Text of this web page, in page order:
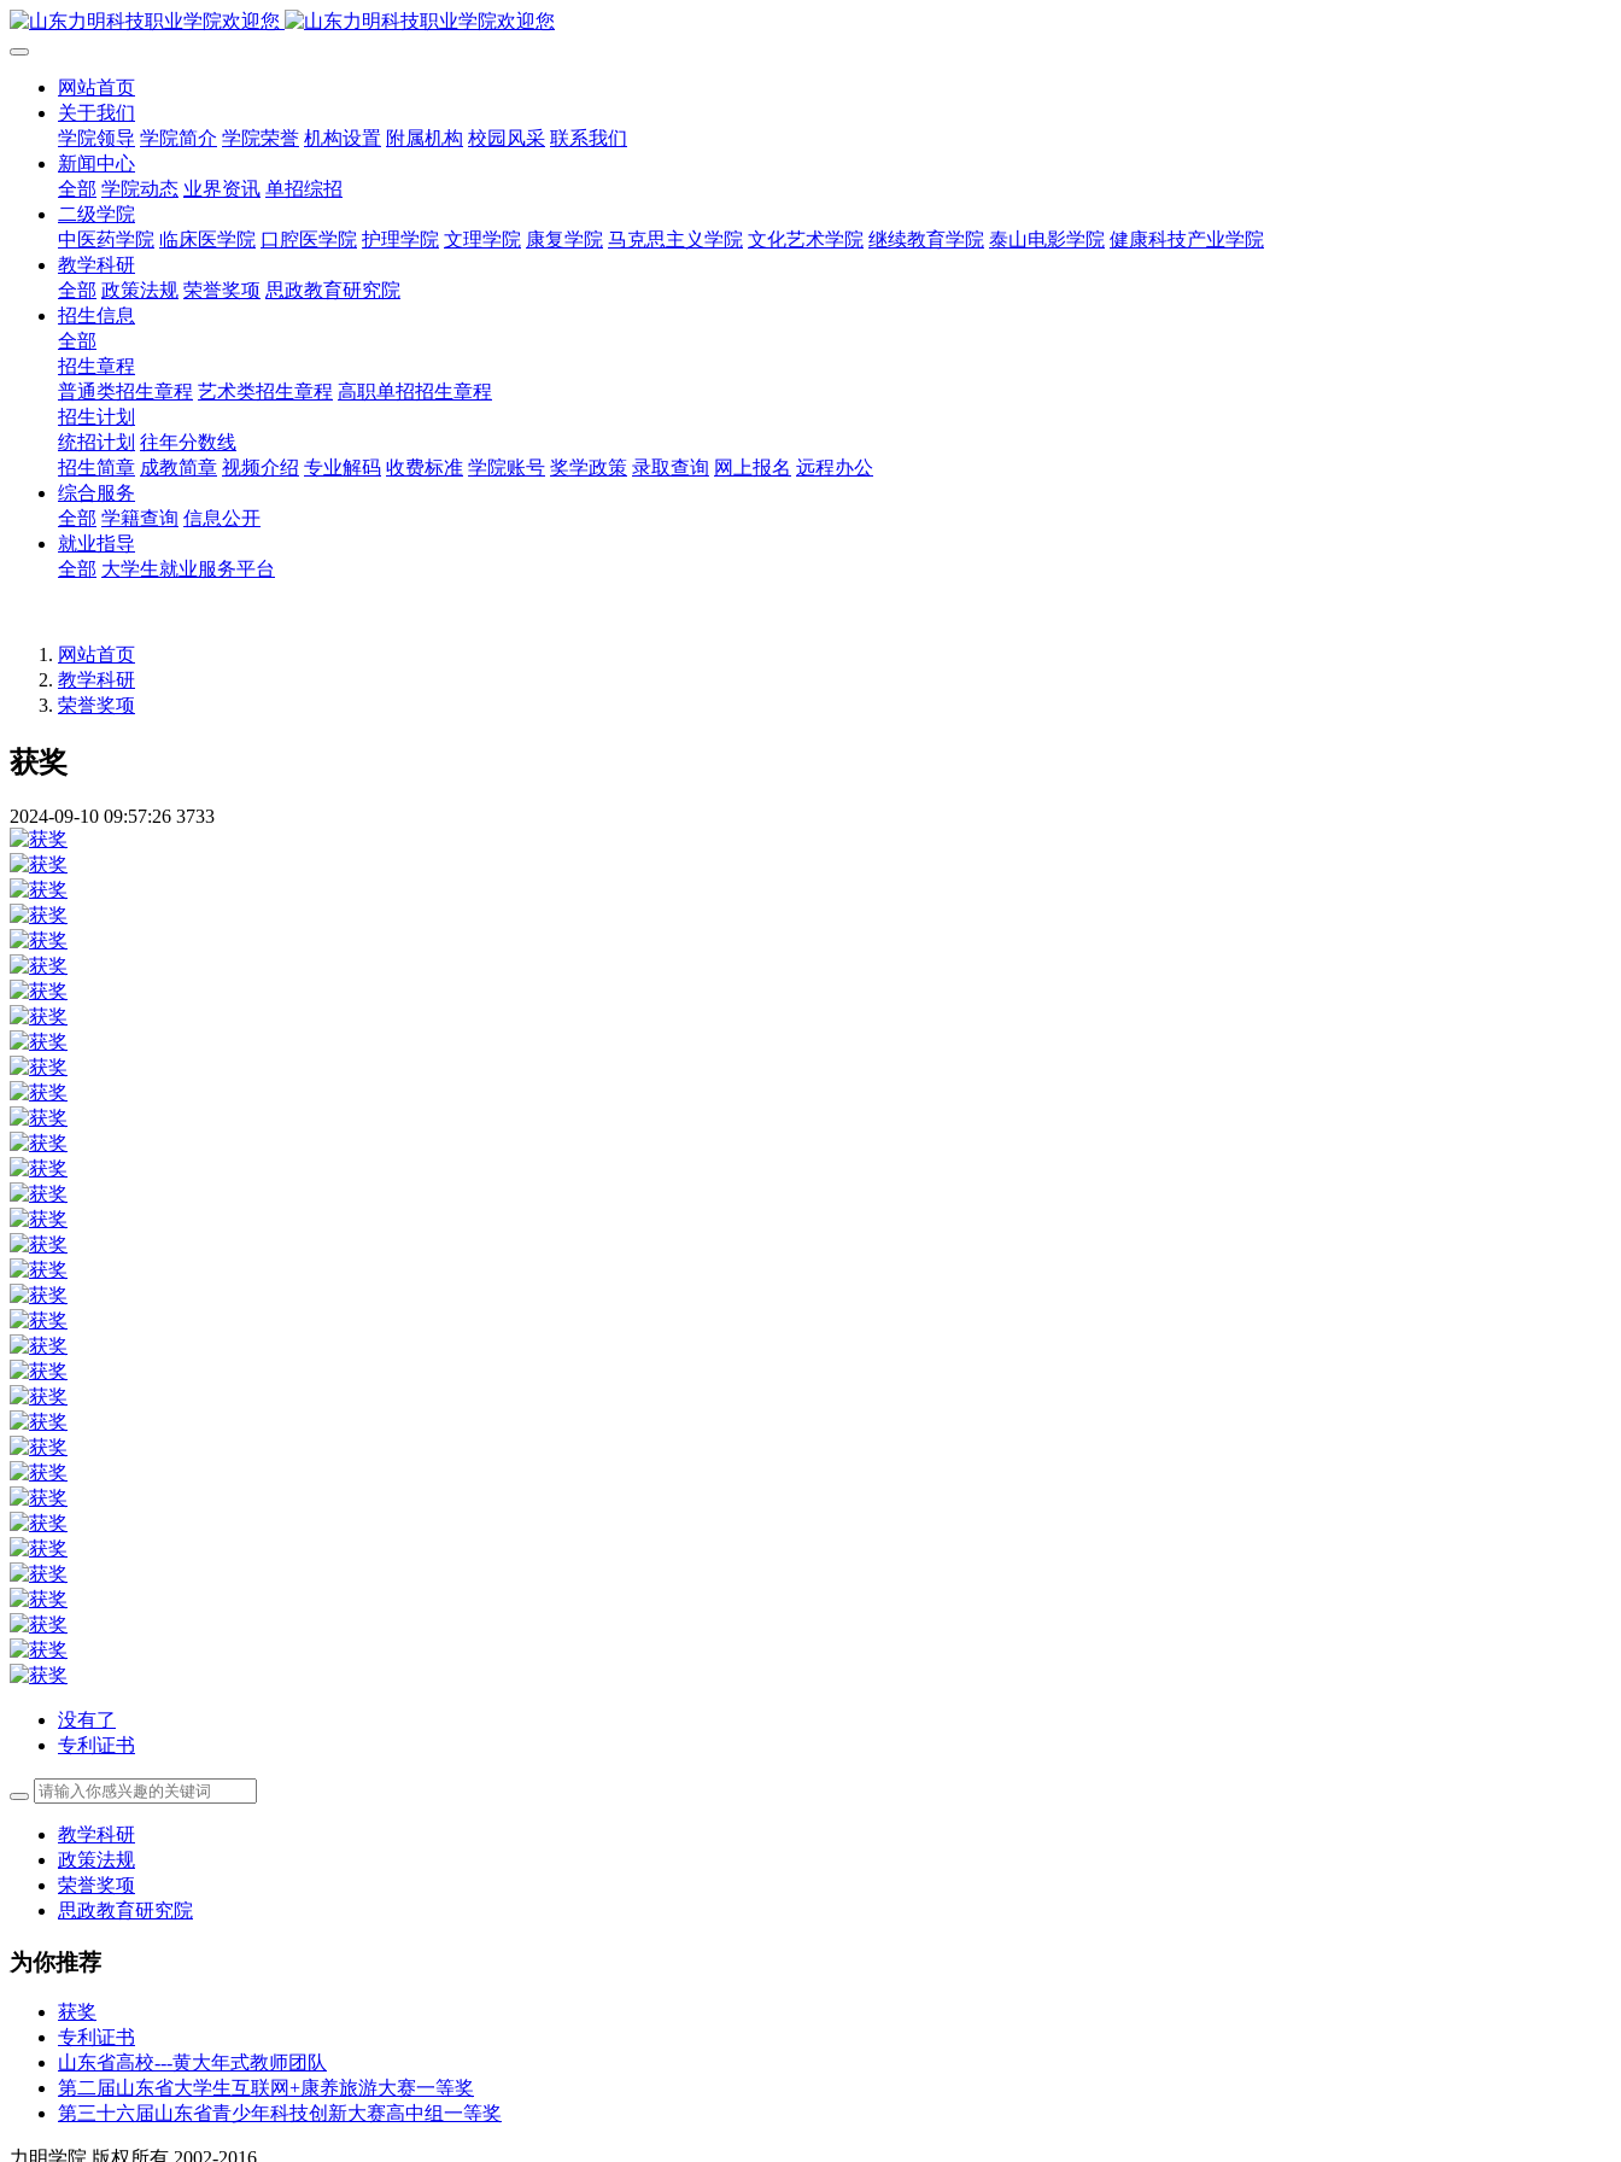
网站首页
关于我们
学院领导 学院简介 学院荣誉 机构设置 附属机构 校园风采 联系我们
新闻中心
全部 学院动态 业界资讯 单招综招
二级学院
中医药学院 临床医学院 口腔医学院 护理学院 文理学院 康复学院 马克思主义学院 文化艺术学院 继续教育学院 泰山电影学院 健康科技产业学院
教学科研
全部 政策法规 荣誉奖项 思政教育研究院
招生信息
全部
招生章程
普通类招生章程 艺术类招生章程 高职单招招生章程
招生计划
统招计划 往年分数线
招生简章 成教简章 视频介绍 专业解码 收费标准 学院账号 奖学政策 录取查询 网上报名 远程办公
综合服务
全部 学籍查询 信息公开
就业指导
全部 大学生就业服务平台
网站首页
教学科研
荣誉奖项
获奖
2024-09-10 09:57:26 3733
没有了
专利证书
教学科研
政策法规
荣誉奖项
思政教育研究院
为你推荐
获奖
专利证书
山东省高校---黄大年式教师团队
第二届山东省大学生互联网+康养旅游大赛一等奖
第三十六届山东省青少年科技创新大赛高中组一等奖